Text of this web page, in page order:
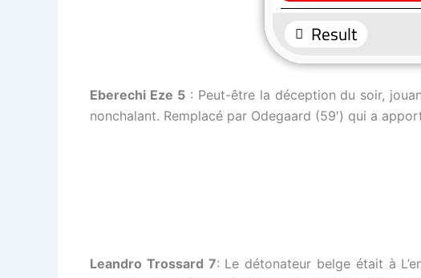
Eberechi Eze 5: Peut-être la déception du soir,
nonchalant. Remplacé par Odegaard (59′) qui a
Leandro Trossard 7: Le détonateur belge était à